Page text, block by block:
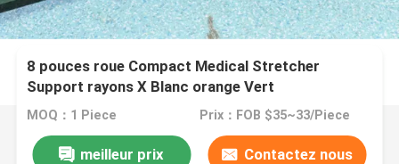
8 pouces roue Compact Medical Stretcher
Support rayons X Blanc orange Vert
MOQ：1 Piece Prix：FOB $35~33/Piece
meilleur prix Contactez nous